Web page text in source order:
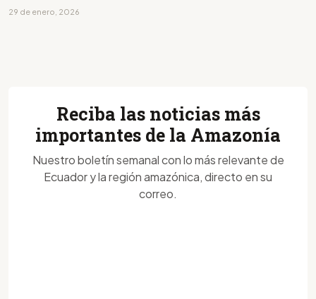
29 de enero, 2026
Reciba las noticias más
importantes de la Amazonía
Nuestro boletín semanal con lo más relevante de
Ecuador y la región amazónica, directo en su
correo.